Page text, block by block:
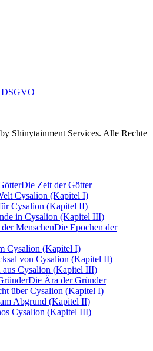
DSGVO
Shinytainment Services. Alle Rechte
Die Zeit der Götter
Cysalion (Kapitel I)
Cysalion (Kapitel II)
in Cysalion (Kapitel III)
Die Epochen der
Cysalion (Kapitel I)
von Cysalion (Kapitel II)
aus Cysalion (Kapitel III)
Die Ära der Gründer
über Cysalion (Kapitel I)
Abgrund (Kapitel II)
Cysalion (Kapitel III)